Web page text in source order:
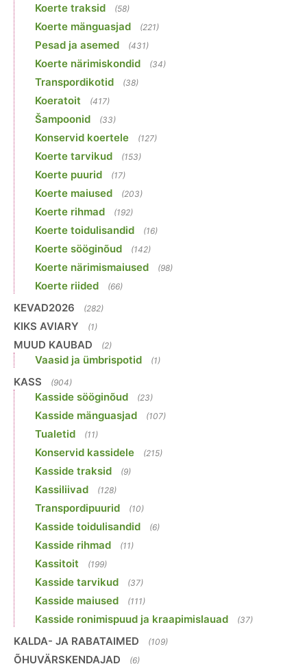
Koerte traksid (58)
Koerte mänguasjad (221)
Pesad ja asemed (431)
Koerte närimiskondid (34)
Transpordikotid (38)
Koeratoit (417)
Šampoonid (33)
Konservid koertele (127)
Koerte tarvikud (153)
Koerte puurid (17)
Koerte maiused (203)
Koerte rihmad (192)
Koerte toidulisandid (16)
Koerte sööginõud (142)
Koerte närimismaiused (98)
Koerte riided (66)
KEVAD2026 (282)
KIKS AVIARY (1)
MUUD KAUBAD (2)
Vaasid ja ümbrispotid (1)
KASS (904)
Kasside sööginõud (23)
Kasside mänguasjad (107)
Tualetid (11)
Konservid kassidele (215)
Kasside traksid (9)
Kassiliivad (128)
Transpordipuurid (10)
Kasside toidulisandid (6)
Kasside rihmad (11)
Kassitoit (199)
Kasside tarvikud (37)
Kasside maiused (111)
Kasside ronimispuud ja kraapimislauad (37)
KALDA- JA RABATAIMED (109)
ÕHUVÄRSKENDAJAD (6)